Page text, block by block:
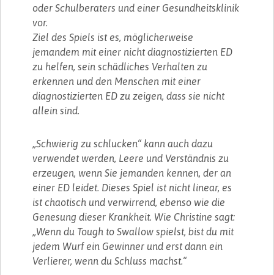
oder Schulberaters und einer Gesundheitsklinik
vor.
Ziel des Spiels ist es, möglicherweise
jemandem mit einer nicht diagnostizierten ED
zu helfen, sein schädliches Verhalten zu
erkennen und den Menschen mit einer
diagnostizierten ED zu zeigen, dass sie nicht
allein sind.
„Schwierig zu schlucken“ kann auch dazu
verwendet werden, Leere und Verständnis zu
erzeugen, wenn Sie jemanden kennen, der an
einer ED leidet. Dieses Spiel ist nicht linear, es
ist chaotisch und verwirrend, ebenso wie die
Genesung dieser Krankheit. Wie Christine sagt:
„Wenn du Tough to Swallow spielst, bist du mit
jedem Wurf ein Gewinner und erst dann ein
Verlierer, wenn du Schluss machst.“